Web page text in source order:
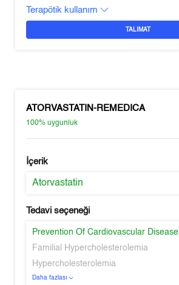
Terapötik kullanım
TALIMAT
ATORVASTATIN-REMEDICA
100%uygunluk
İçerik
Atorvastatin
Tedavi seçeneği
Prevention Of Cardiovascular Disease
Familial Hypercholesterolemia
Hypercholesterolemia
Daha fazlası